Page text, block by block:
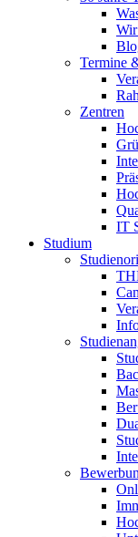
Termine
Zentren
IT
Studium